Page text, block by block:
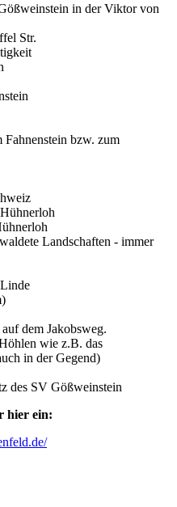
in der Viktor von
Str.
bzw. zum
Landschaften - immer
dem Jakobsweg.
wie z.B. das
in der Gegend)
des SV Gößweinstein
hier ein: